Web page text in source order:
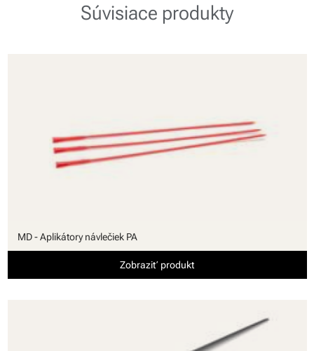
Súvisiace produkty
MD - Aplikátory návlečiek PA
Zobraziť produkt